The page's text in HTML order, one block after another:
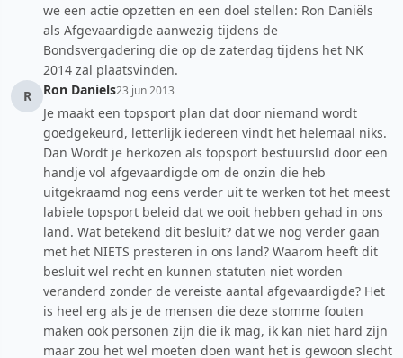
we een actie opzetten en een doel stellen: Ron Daniëls
als Afgevaardigde aanwezig tijdens de
Bondsvergadering die op de zaterdag tijdens het NK
2014 zal plaatsvinden.
R
Ron Daniels23 jun 2013
Je maakt een topsport plan dat door niemand wordt
goedgekeurd, letterlijk iedereen vindt het helemaal niks.
Dan Wordt je herkozen als topsport bestuurslid door een
handje vol afgevaardigde om de onzin die heb
uitgekraamd nog eens verder uit te werken tot het meest
labiele topsport beleid dat we ooit hebben gehad in ons
land. Wat betekend dit besluit? dat we nog verder gaan
met het NIETS presteren in ons land? Waarom heeft dit
besluit wel recht en kunnen statuten niet worden
veranderd zonder de vereiste aantal afgevaardigde? Het
is heel erg als je de mensen die deze stomme fouten
maken ook personen zijn die ik mag, ik kan niet hard zijn
maar zou het wel moeten doen want het is gewoon slecht